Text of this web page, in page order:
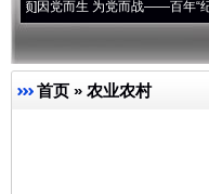
生 为党而战——百年“纪”事⑧加强
首页 » 农业农村